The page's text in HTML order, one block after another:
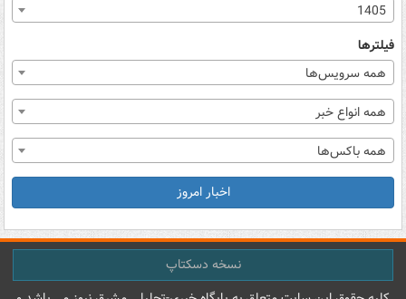
1405
فیلترها
همه سرویس‌ها
همه انواع خبر
همه باکس‌ها
اخبار امروز
نسخه دسکتاپ